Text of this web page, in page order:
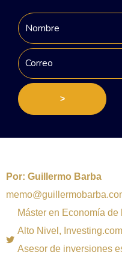
>
Por: Guillermo Barba
Máster en Economía
Alto Nivel,
Asesor de inversiones